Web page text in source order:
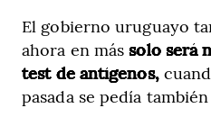
El gobierno uruguayo
ahora en mássolo será
test de antígenos,
pasada se pedía